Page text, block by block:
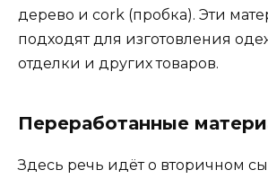
дерево и cork (пробка). Эти
подходят для изготовления
отделки и других товаров.
Переработанные
Здесь речь идёт о вторичном